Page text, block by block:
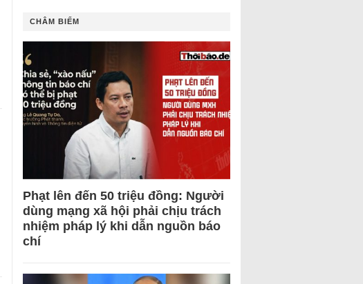
CHÂM BIẾM
Phạt lên đến 50 triệu đồng: Người
dùng mạng xã hội phải chịu trách
nhiệm pháp lý khi dẫn nguồn báo
chí